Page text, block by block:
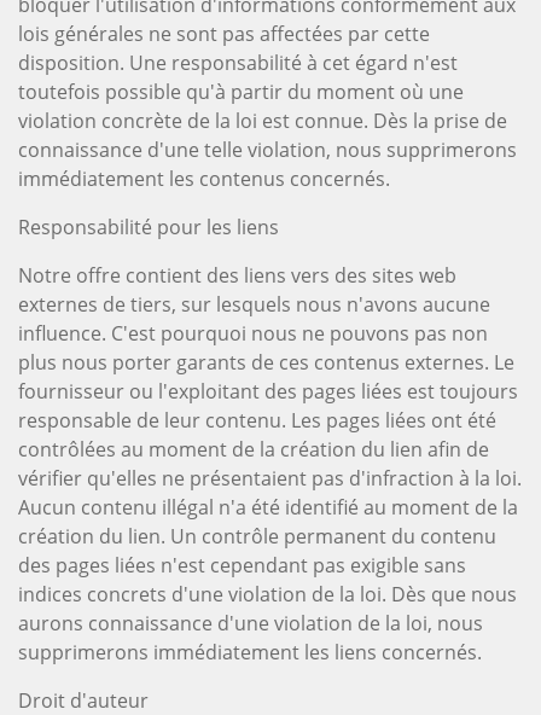
lois générales ne sont pas affectées par cette
disposition. Une responsabilité à cet égard n'est
toutefois possible qu'à partir du moment où une
violation concrète de la loi est connue. Dès la prise de
connaissance d'une telle violation, nous supprimerons
immédiatement les contenus concernés.
Responsabilité pour les liens
Notre offre contient des liens vers des sites web
externes de tiers, sur lesquels nous n'avons aucune
influence. C'est pourquoi nous ne pouvons pas non
plus nous porter garants de ces contenus externes. Le
fournisseur ou l'exploitant des pages liées est toujours
responsable de leur contenu. Les pages liées ont été
contrôlées au moment de la création du lien afin de
vérifier qu'elles ne présentaient pas d'infraction à la loi.
Aucun contenu illégal n'a été identifié au moment de la
création du lien. Un contrôle permanent du contenu
des pages liées n'est cependant pas exigible sans
indices concrets d'une violation de la loi. Dès que nous
aurons connaissance d'une violation de la loi, nous
supprimerons immédiatement les liens concernés.
Droit d'auteur